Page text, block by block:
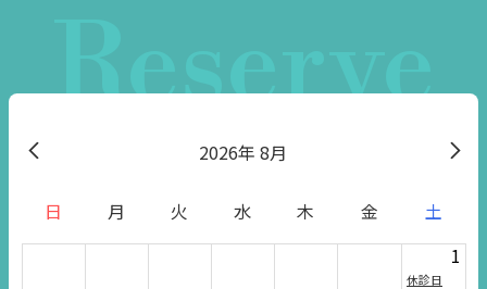
Reserve
2026 8月
日 月 火 水 木 金
土
1
休診日